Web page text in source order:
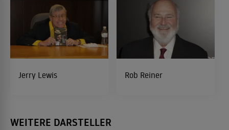
Jerry Lewis Rob Reiner
WEITERE DARSTELLER